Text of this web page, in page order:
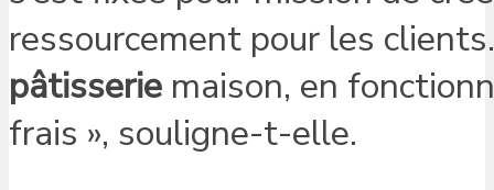
ressourcement pour les
pâtisserie maison, en
frais », souligne-t-elle.